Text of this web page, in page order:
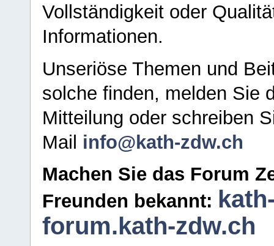
Vollständigkeit oder
Informationen.
Unseriöse Themen und
solche finden, melden Sie
Mitteilung oder schreiben
Mail info@kath-zdw.ch
Machen Sie das Forum
Freunden bekannt:
forum.kath-zdw.ch